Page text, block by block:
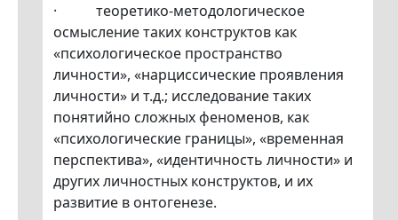
· теоретико-методологическое
осмысление таких конструктов как
«психологическое пространство
личности», «нарциссические проявления
личности» и т.д.; исследование таких
понятийно сложных феноменов, как
«психологические границы», «временная
перспектива», «идентичность личности» и
других личностных конструктов, и их
развитие в онтогенезе.